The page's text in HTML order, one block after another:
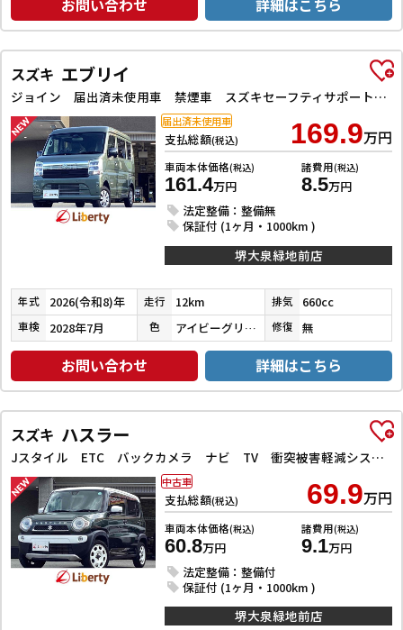
お問い合わせ 詳細はこちら
スズキ エブリイ
ジョイン 届出済未使用車 禁煙車 スズキセーフティサポート LEDヘッドライト 両側スライドドア スマートキー プッシュスタート 障害物センサー 運転席シートヒーター 電動格納ミラー
支払総額(税込) 169.9万円
車両本体価格(税込)
161.4万円
諸費用(税込)
8.5万円
法定整備：整備無
保証付 (1ヶ月・1000km )
届出済未使用車
堺大泉緑地前店
年式 2026(令和8)年 走行 12km 排気 660cc
車検 2028年7月 色 アイビーグリーンメタリック 修復 無
お問い合わせ 詳細はこちら
スズキ ハスラー
Jスタイル ETC バックカメラ ナビ TV 衝突被害軽減システム オートライト スマートキー アイドリングストップ 電動格納ミラー シートヒーター ベンチシート CVT ESC CD DVD再生
支払総額(税込) 69.9万円
車両本体価格(税込)
60.8万円
諸費用(税込)
9.1万円
法定整備：整備付
保証付 (1ヶ月・1000km )
中古車
堺大泉緑地前店